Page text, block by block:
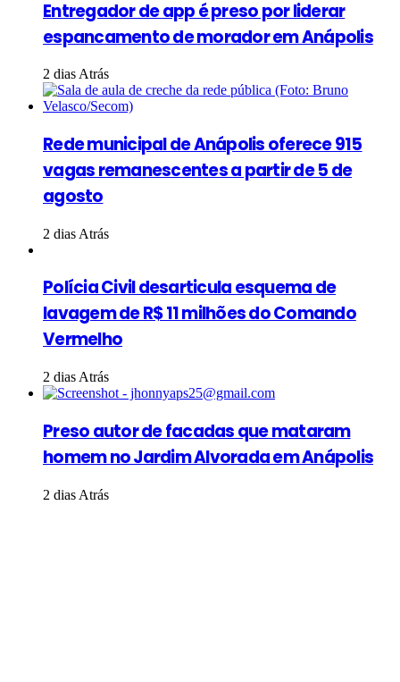
Entregador de app é preso por liderar
espancamento de morador em Anápolis
2 dias Atrás
Rede municipal de Anápolis oferece 915
vagas remanescentes a partir de 5 de
agosto
2 dias Atrás
Polícia Civil desarticula esquema de
lavagem de R$ 11 milhões do Comando
Vermelho
2 dias Atrás
Preso autor de facadas que mataram
homem no Jardim Alvorada em Anápolis
2 dias Atrás